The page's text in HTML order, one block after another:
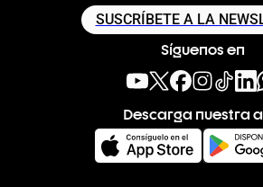
SUSCRÍBETE A LA
Síguenos en
Descarga nuestra